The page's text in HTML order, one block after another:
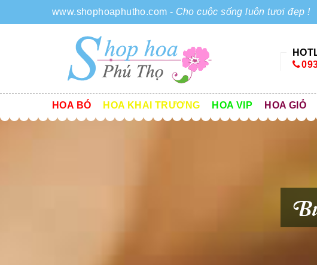
www.shophoaphutho.com - Cho cuộc sống luôn tươi đẹp !
HOA BÓ HOA KHAI TRƯƠNG HOA VIP HOA GIỎ